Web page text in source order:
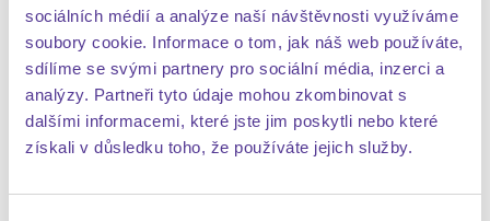
sociálních médií a analýze naší návštěvnosti využíváme
soubory cookie. Informace o tom, jak náš web používáte,
sdílíme se svými partnery pro sociální média, inzerci a
analýzy. Partneři tyto údaje mohou zkombinovat s
dalšími informacemi, které jste jim poskytli nebo které
získali v důsledku toho, že používáte jejich služby.
Adison nám přispívá 21 – 90 %
z ceny
vzdělávací aktivity. Záleží, jak moc je relevantní
naší práci.
Můžeme se zapojit dointerního mentoringu